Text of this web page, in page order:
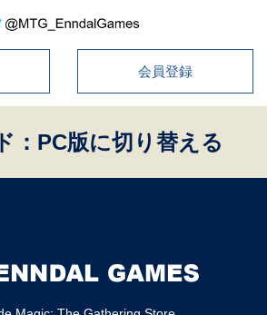
会員登録
：PC版に切り替える